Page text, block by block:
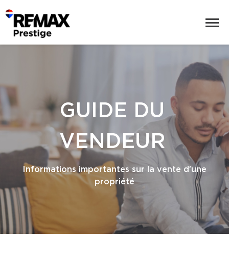
GUIDE DU
VENDEUR
Informations importantes sur la vente d’une
propriété